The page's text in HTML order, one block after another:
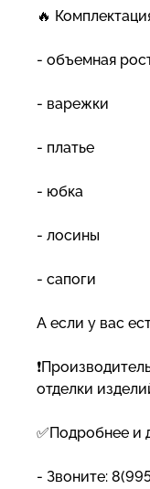
🔥
- объемная
- варежки
- платье
- юбка
- лосины
- сапоги
А если у вас
отделки
✅Подробнее и
- Звоните: